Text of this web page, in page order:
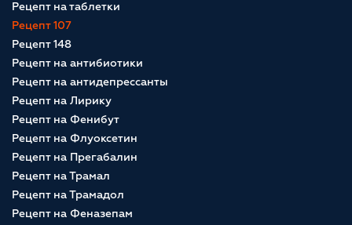
Рецепт на таблетки
Рецепт 107
Рецепт 148
Рецепт на антибиотики
Рецепт на антидепрессанты
Рецепт на Лирику
Рецепт на Фенибут
Рецепт на Флуоксетин
Рецепт на Прегабалин
Рецепт на Трамал
Рецепт на Трамадол
Рецепт на Феназепам